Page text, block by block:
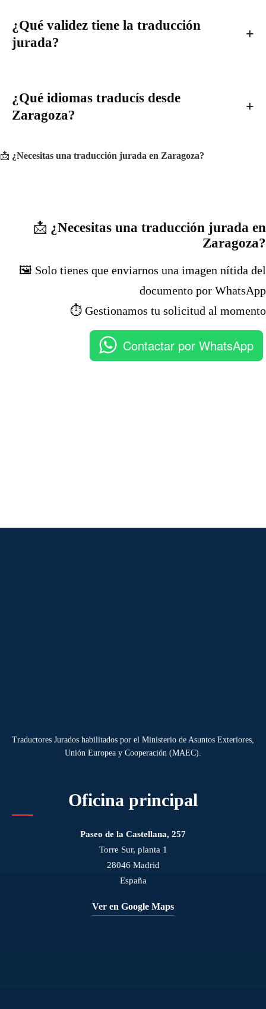
¿Qué validez tiene la traducción
jurada?
¿Qué idiomas traducís desde
Zaragoza?
📩 ¿Necesitas una traducción jurada en Zaragoza?
📩 ¿Necesitas una traducción jurada en
Zaragoza?
🖼️ Solo tienes que enviarnos una imagen nítida del
documento por WhatsApp
⏱️ Gestionamos tu solicitud al momento
Contactar por WhatsApp
Traductores Jurados habilitados por el Ministerio de Asuntos Exteriores,
Unión Europea y Cooperación (MAEC).
Oficina principal
Paseo de la Castellana, 257
Torre Sur, planta 1
28046 Madrid
España
Ver en Google Maps